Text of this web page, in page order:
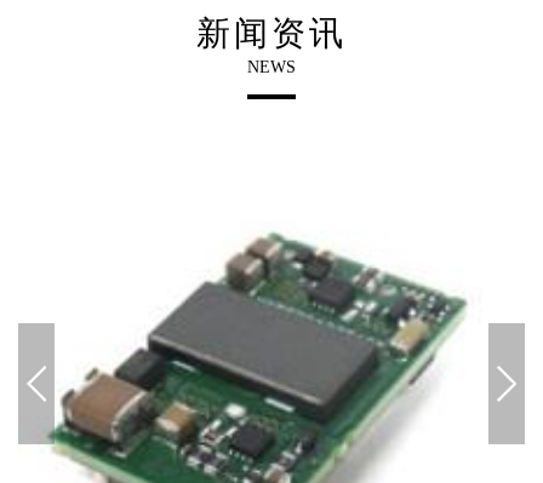
新闻资讯
NEWS